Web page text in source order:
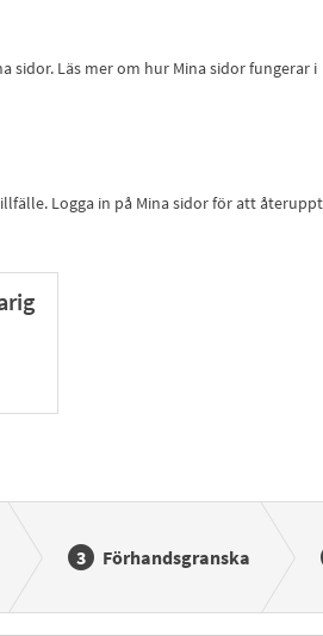
sidor. Läs mer om hur Mina sidor fungerar i
Logga in på Mina sidor för att
Förhandsgranska